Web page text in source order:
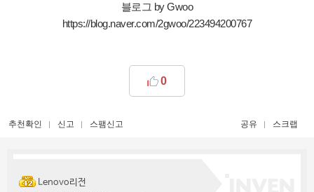
블로그 by Gwoo
https://blog.naver.com/2gwoo/223494200767
0
추천확인 신고 스팸신고 공유 스크랩
Lenovo리전